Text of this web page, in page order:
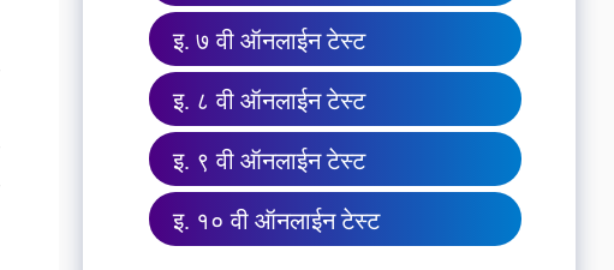
इ. ७ वी ऑनलाईन टेस्ट
इ. ८ वी ऑनलाईन टेस्ट
इ. ९ वी ऑनलाईन टेस्ट
इ. १० वी ऑनलाईन टेस्ट